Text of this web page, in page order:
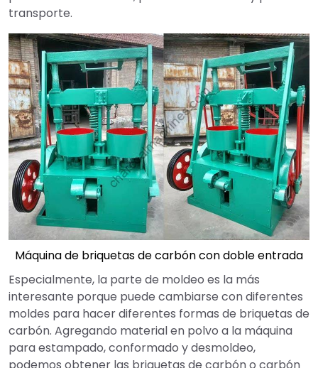
transporte.
Máquina de briquetas de carbón con doble entrada
Especialmente, la parte de moldeo es la más
interesante porque puede cambiarse con diferentes
moldes para hacer diferentes formas de briquetas de
carbón. Agregando material en polvo a la máquina
para estampado, conformado y desmoldeo,